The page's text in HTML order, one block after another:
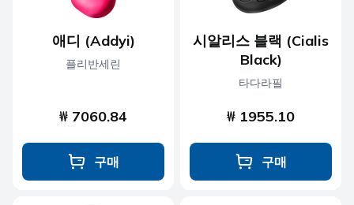
애디 (Addyi)
플리반세린
₩ 7060.84
구매
시알리스 블랙 (Cialis
Black)
타다라필
₩ 1955.10
구매